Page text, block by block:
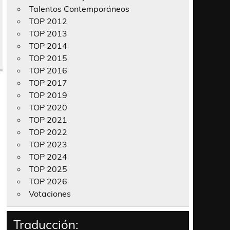
Talentos Contemporáneos
TOP 2012
TOP 2013
TOP 2014
TOP 2015
TOP 2016
TOP 2017
TOP 2019
TOP 2020
TOP 2021
TOP 2022
TOP 2023
TOP 2024
TOP 2025
TOP 2026
Votaciones
Traducción: